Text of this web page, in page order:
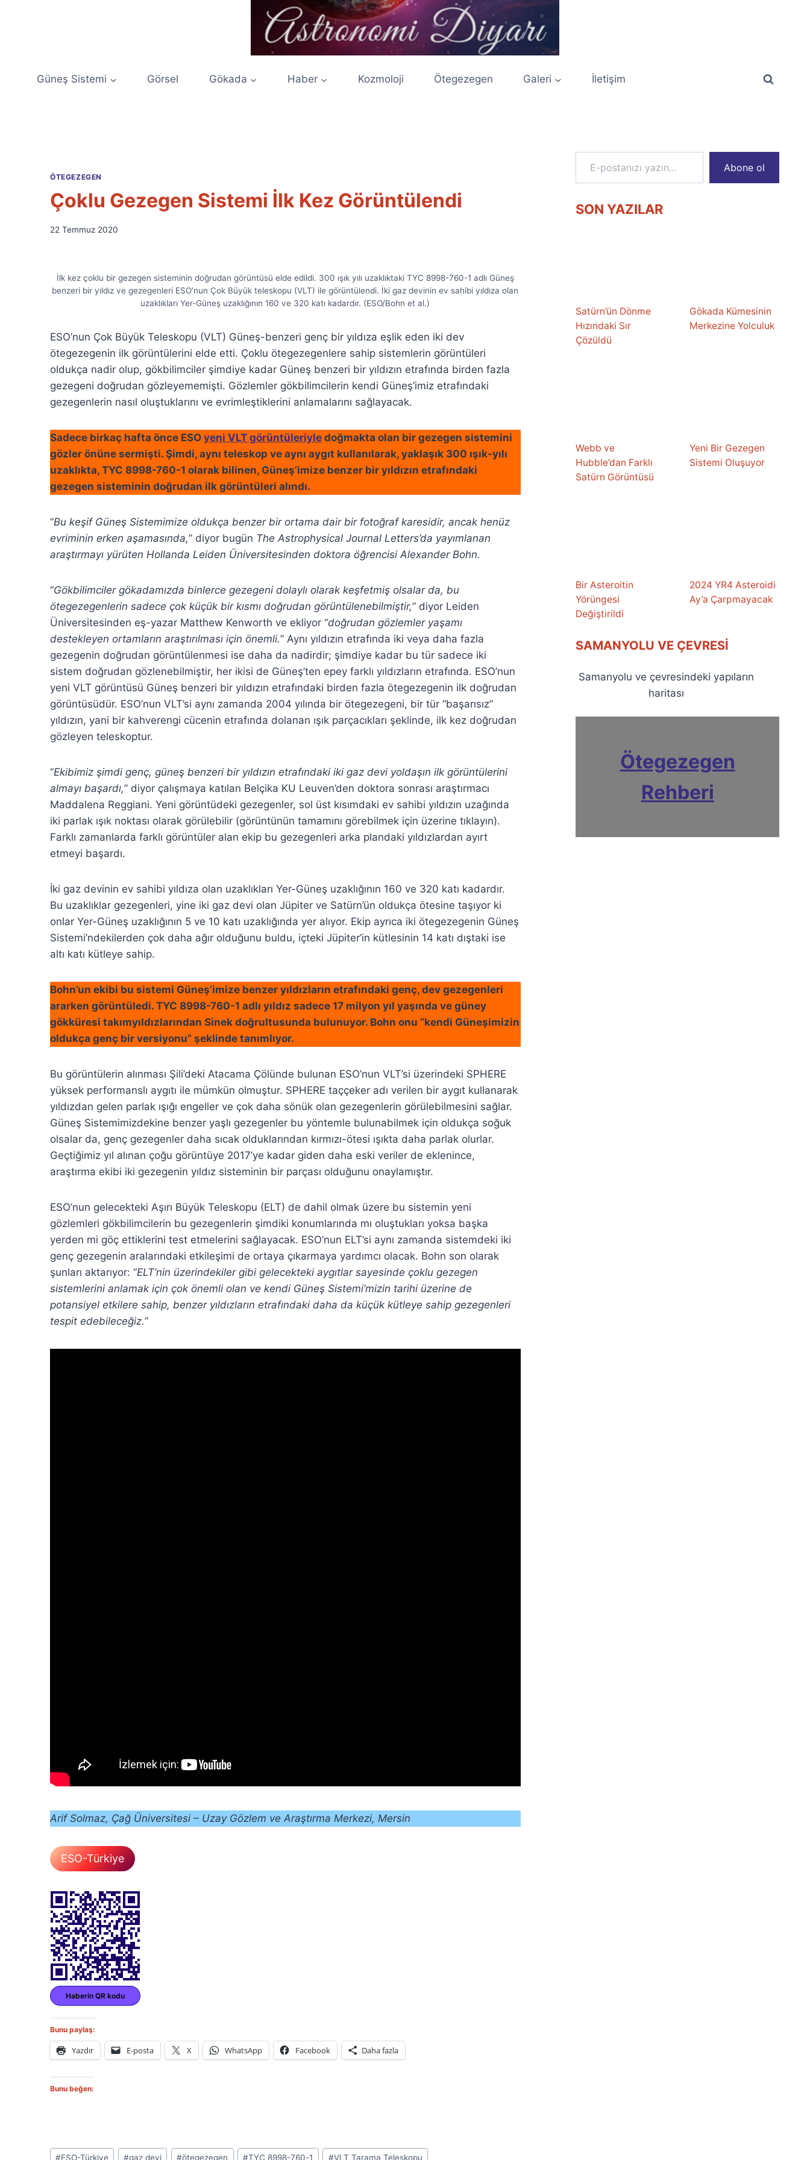
Güneş Sistemi Görsel Gökada Haber Kozmoloji Ötegezegen Galeri İletişim
ÖTEGEZEGEN
Çoklu Gezegen Sistemi İlk Kez Görüntülendi
By
22 Temmuz 2020
İlk kez çoklu bir gezegen sisteminin doğrudan görüntüsü elde edildi. 300 ışık yılı uzaklıktaki TYC 8998-760-1 adlı Güneş
benzeri bir yıldız ve gezegenleri ESO’nun Çok Büyük teleskopu (VLT) ile görüntülendi. İki gaz devinin ev sahibi yıldıza olan
uzaklıkları Yer-Güneş uzaklığının 160 ve 320 katı kadardır. (ESO/Bohn et al.)
ESO’nun Çok Büyük Teleskopu (VLT) Güneş-benzeri genç bir yıldıza eşlik eden iki dev
ötegezegenin ilk görüntülerini elde etti. Çoklu ötegezegenlere sahip sistemlerin görüntüleri
oldukça nadir olup, gökbilimciler şimdiye kadar Güneş benzeri bir yıldızın etrafında birden fazla
gezegeni doğrudan gözleyememişti. Gözlemler gökbilimcilerin kendi Güneş’imiz etrafındaki
gezegenlerin nasıl oluştuklarını ve evrimleştiklerini anlamalarını sağlayacak.
Sadece birkaç hafta önce ESO yeni VLT görüntüleriyle doğmakta olan bir gezegen sistemini
gözler önüne sermişti. Şimdi, aynı teleskop ve aynı aygıt kullanılarak, yaklaşık 300 ışık-yılı
uzaklıkta, TYC 8998-760-1 olarak bilinen, Güneş’imize benzer bir yıldızın etrafındaki
gezegen sisteminin doğrudan ilk görüntüleri alındı.
“Bu keşif Güneş Sistemimize oldukça benzer bir ortama dair bir fotoğraf karesidir, ancak henüz
evriminin erken aşamasında,” diyor bugün The Astrophysical Journal Letters’da yayımlanan
araştırmayı yürüten Hollanda Leiden Üniversitesinden doktora öğrencisi Alexander Bohn.
“Gökbilimciler gökadamızda binlerce gezegeni dolaylı olarak keşfetmiş olsalar da, bu
ötegezegenlerin sadece çok küçük bir kısmı doğrudan görüntülenebilmiştir,” diyor Leiden
Üniversitesinden eş-yazar Matthew Kenworth ve ekliyor “doğrudan gözlemler yaşamı
destekleyen ortamların araştırılması için önemli.” Aynı yıldızın etrafında iki veya daha fazla
gezegenin doğrudan görüntülenmesi ise daha da nadirdir; şimdiye kadar bu tür sadece iki
sistem doğrudan gözlenebilmiştir, her ikisi de Güneş’ten epey farklı yıldızların etrafında. ESO’nun
yeni VLT görüntüsü Güneş benzeri bir yıldızın etrafındaki birden fazla ötegezegenin ilk doğrudan
görüntüsüdür. ESO’nun VLT’si aynı zamanda 2004 yılında bir ötegezegeni, bir tür “başarısız”
yıldızın, yani bir kahverengi cücenin etrafında dolanan ışık parçacıkları şeklinde, ilk kez doğrudan
gözleyen teleskoptur.
“Ekibimiz şimdi genç, güneş benzeri bir yıldızın etrafındaki iki gaz devi yoldaşın ilk görüntülerini
almayı başardı,” diyor çalışmaya katılan Belçika KU Leuven’den doktora sonrası araştırmacı
Maddalena Reggiani. Yeni görüntüdeki gezegenler, sol üst kısımdaki ev sahibi yıldızın uzağında
iki parlak ışık noktası olarak görülebilir (görüntünün tamamını görebilmek için üzerine tıklayın).
Farklı zamanlarda farklı görüntüler alan ekip bu gezegenleri arka plandaki yıldızlardan ayırt
etmeyi başardı.
İki gaz devinin ev sahibi yıldıza olan uzaklıkları Yer-Güneş uzaklığının 160 ve 320 katı kadardır.
Bu uzaklıklar gezegenleri, yine iki gaz devi olan Jüpiter ve Satürn’ün oldukça ötesine taşıyor ki
onlar Yer-Güneş uzaklığının 5 ve 10 katı uzaklığında yer alıyor. Ekip ayrıca iki ötegezegenin Güneş
Sistemi’ndekilerden çok daha ağır olduğunu buldu, içteki Jüpiter’in kütlesinin 14 katı dıştaki ise
altı katı kütleye sahip.
Bohn’un ekibi bu sistemi Güneş’imize benzer yıldızların etrafındaki genç, dev gezegenleri
ararken görüntüledi. TYC 8998-760-1 adlı yıldız sadece 17 milyon yıl yaşında ve güney
gökküresi takımyıldızlarından Sinek doğrultusunda bulunuyor. Bohn onu “kendi Güneşimizin
oldukça genç bir versiyonu” şeklinde tanımlıyor.
Bu görüntülerin alınması Şili’deki Atacama Çölünde bulunan ESO’nun VLT’si üzerindeki SPHERE
yüksek performanslı aygıtı ile mümkün olmuştur. SPHERE taççeker adı verilen bir aygıt kullanarak
yıldızdan gelen parlak ışığı engeller ve çok daha sönük olan gezegenlerin görülebilmesini sağlar.
Güneş Sistemimizdekine benzer yaşlı gezegenler bu yöntemle bulunabilmek için oldukça soğuk
olsalar da, genç gezegenler daha sıcak olduklarından kırmızı-ötesi ışıkta daha parlak olurlar.
Geçtiğimiz yıl alınan çoğu görüntüye 2017’ye kadar giden daha eski veriler de eklenince,
araştırma ekibi iki gezegenin yıldız sisteminin bir parçası olduğunu onaylamıştır.
ESO’nun gelecekteki Aşırı Büyük Teleskopu (ELT) de dahil olmak üzere bu sistemin yeni
gözlemleri gökbilimcilerin bu gezegenlerin şimdiki konumlarında mı oluştukları yoksa başka
yerden mi göç ettiklerini test etmelerini sağlayacak. ESO’nun ELT’si aynı zamanda sistemdeki iki
genç gezegenin aralarındaki etkileşimi de ortaya çıkarmaya yardımcı olacak. Bohn son olarak
şunları aktarıyor: “ELT’nin üzerindekiler gibi gelecekteki aygıtlar sayesinde çoklu gezegen
sistemlerini anlamak için çok önemli olan ve kendi Güneş Sistemi’mizin tarihi üzerine de
potansiyel etkilere sahip, benzer yıldızların etrafındaki daha da küçük kütleye sahip gezegenleri
tespit edebileceğiz.”
Arif Solmaz, Çağ Üniversitesi – Uzay Gözlem ve Araştırma Merkezi, Mersin
ESO-Türkiye
Haberin QR kodu
Bunu paylaş:
Yazdır E-posta X WhatsApp Facebook Daha fazla
Bunu beğen:
Post
#ESO-Türkiye #gaz devi #ötegezegen #TYC 8998-760-1 #VLT Tarama Teleskopu
E-postanızı yazın…
Abone ol
SON YAZILAR
Satürn’ün Dönme
Hızındaki Sır
Çözüldü
Gökada Kümesinin
Merkezine Yolculuk
Webb ve
Hubble’dan Farklı
Satürn Görüntüsü
Yeni Bir Gezegen
Sistemi Oluşuyor
Bir Asteroitin
Yörüngesi
Değiştirildi
2024 YR4 Asteroidi
Ay’a Çarpmayacak
SAMANYOLU VE ÇEVRESI
Samanyolu ve çevresindeki yapıların
haritası
Ötegezegen
Rehberi